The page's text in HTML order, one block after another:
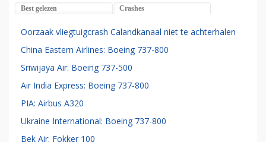
Best gelezen Crashes
Oorzaak vliegtuigcrash Calandkanaal niet te achterhalen
China Eastern Airlines: Boeing 737-800
Sriwijaya Air: Boeing 737-500
Air India Express: Boeing 737-800
PIA: Airbus A320
Ukraine International: Boeing 737-800
Bek Air: Fokker 100